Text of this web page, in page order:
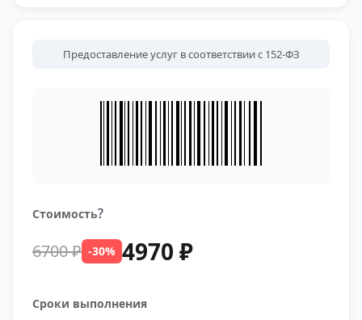
Предоставление услуг в соответствии с 152-ФЗ
Стоимость?
6700 ₽ -30% 4970 ₽
Сроки выполнения